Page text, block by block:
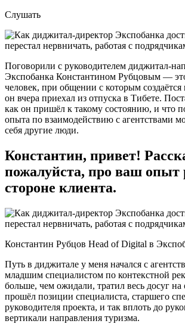
Слушать
Поговорили с руководителем диджитал-
Экспобанка Константином Рубцовым —
человек, при общении с которым создаётся
он вчера приехал из отпуска в Тибете.
как он пришёл к такому состоянию, и что
опыта по взаимодействию с агентствами
себя другие люди.
Константин, привет!
пожалуйста, про ваш опыт
стороне клиента.
Константин Рубцов Head of Digital в
Путь в диджитале у меня начался с
младшим специалистом по контекстной
больше, чем ожидали, тратил весь досуг
прошёл позиции специалиста, старшего
руководителя проекта, и так вплоть до
вертикали направления туризма.